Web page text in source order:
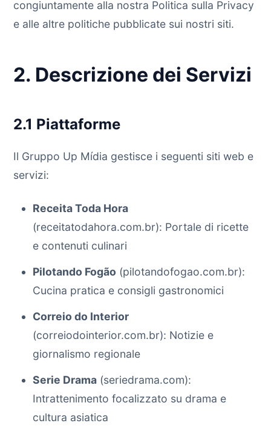
congiuntamente alla nostra Politica sulla Privacy
e alle altre politiche pubblicate sui nostri siti.
2. Descrizione dei Servizi
2.1 Piattaforme
Il Gruppo Up Mídia gestisce i seguenti siti web e
servizi:
Receita Toda Hora
(receitatodahora.com.br): Portale di ricette
e contenuti culinari
Pilotando Fogão (pilotandofogao.com.br):
Cucina pratica e consigli gastronomici
Correio do Interior
(correiodointerior.com.br): Notizie e
giornalismo regionale
Serie Drama (seriedrama.com):
Intrattenimento focalizzato su drama e
cultura asiatica